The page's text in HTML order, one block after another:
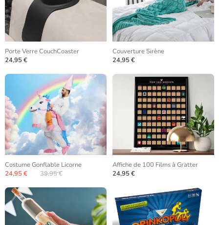
Porte Verre CouchCoaster
24,95 €
Couverture Sirène
24,95 €
Costume Gonflable Licorne
24,95 €
39,95 €
Affiche de 100 Films à Gratter
24,95 €